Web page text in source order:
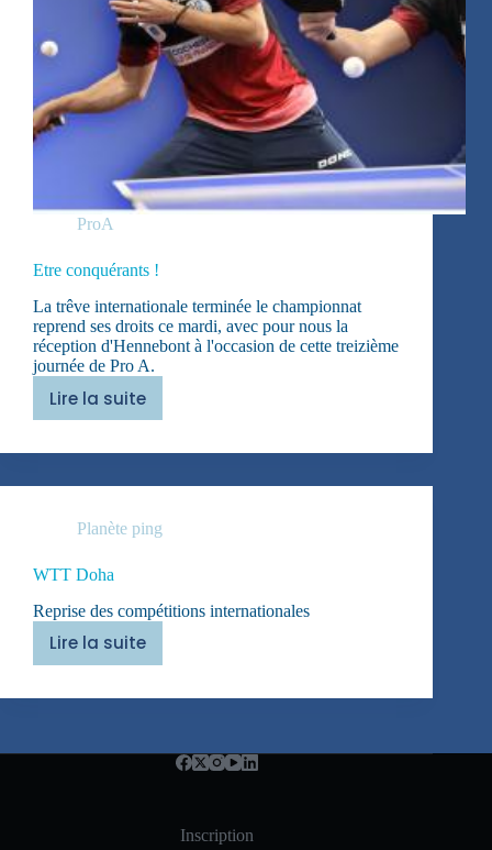
ProA
Etre conquérants !
La trêve internationale terminée le championnat
reprend ses droits ce mardi, avec pour nous la
réception d'Hennebont à l'occasion de cette treizième
journée de Pro A.
Lire la suite
Etre
!
Planète ping
WTT Doha
Reprise des compétitions internationales
Lire la suite
WTT
Inscription